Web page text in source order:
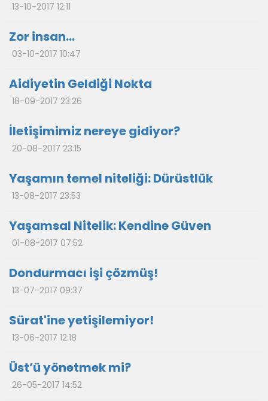
13-10-2017 12:11
Zor insan…
03-10-2017 10:47
Aidiyetin Geldiği Nokta
18-09-2017 23:26
İletişimimiz nereye gidiyor?
20-08-2017 23:15
Yaşamın temel niteliği: Dürüstlük
13-08-2017 23:53
Yaşamsal Nitelik: Kendine Güven
01-08-2017 07:52
Dondurmacı işi çözmüş!
13-07-2017 09:37
Sürat'ine yetişilemiyor!
13-06-2017 12:18
Üst’ü yönetmek mi?
26-05-2017 14:52